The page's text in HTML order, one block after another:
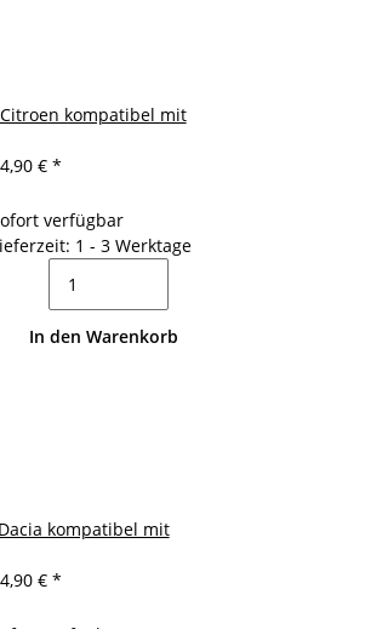
kompatibel mit
€ *
verfügbar
1 - 3 Werktage
In den Warenkorb
kompatibel mit
€ *